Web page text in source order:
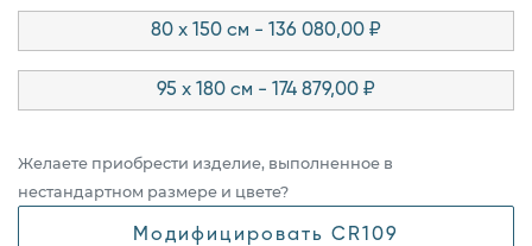
80 x 150 см - 136 080,00 ₽
95 x 180 см - 174 879,00 ₽
Желаете приобрести изделие, выполненное в
нестандартном размере и цвете?
Модифицировать CR109